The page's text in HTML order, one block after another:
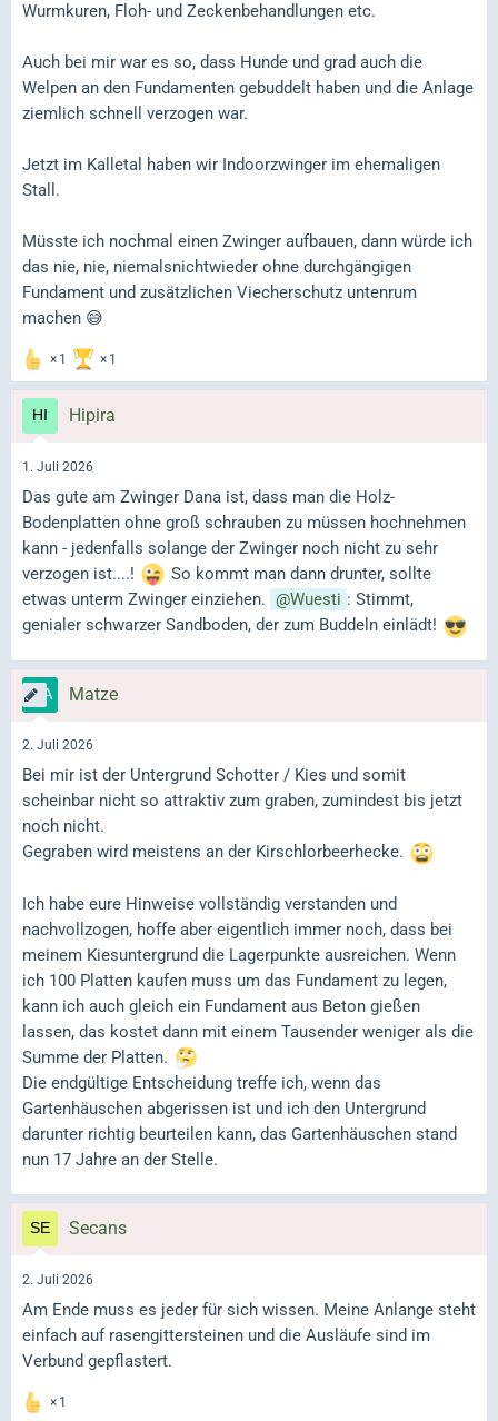
Wurmkuren, Floh- und Zeckenbehandlungen etc.
Auch bei mir war es so, dass Hunde und grad auch die
Welpen an den Fundamenten gebuddelt haben und die Anlage
ziemlich schnell verzogen war.
Jetzt im Kalletal haben wir Indoorzwinger im ehemaligen
Stall.
Müsste ich nochmal einen Zwinger aufbauen, dann würde ich
das nie, nie, niemalsnichtwieder ohne durchgängigen
Fundament und zusätzlichen Viecherschutz untenrum
machen 😅
1 1
Hipira
1. Juli 2026
Das gute am Zwinger Dana ist, dass man die Holz-
Bodenplatten ohne groß schrauben zu müssen hochnehmen
kann - jedenfalls solange der Zwinger noch nicht zu sehr
verzogen ist....!
So kommt man dann drunter, sollte
etwas unterm Zwinger einziehen.
Wuesti : Stimmt,
genialer schwarzer Sandboden, der zum Buddeln einlädt!
Matze
2. Juli 2026
Bei mir ist der Untergrund Schotter / Kies und somit
scheinbar nicht so attraktiv zum graben, zumindest bis jetzt
noch nicht.
Gegraben wird meistens an der Kirschlorbeerhecke.
Ich habe eure Hinweise vollständig verstanden und
nachvollzogen, hoffe aber eigentlich immer noch, dass bei
meinem Kiesuntergrund die Lagerpunkte ausreichen. Wenn
ich 100 Platten kaufen muss um das Fundament zu legen,
kann ich auch gleich ein Fundament aus Beton gießen
lassen, das kostet dann mit einem Tausender weniger als die
Summe der Platten.
Die endgültige Entscheidung treffe ich, wenn das
Gartenhäuschen abgerissen ist und ich den Untergrund
darunter richtig beurteilen kann, das Gartenhäuschen stand
nun 17 Jahre an der Stelle.
Secans
2. Juli 2026
Am Ende muss es jeder für sich wissen. Meine Anlange steht
einfach auf rasengittersteinen und die Ausläufe sind im
Verbund gepflastert.
1